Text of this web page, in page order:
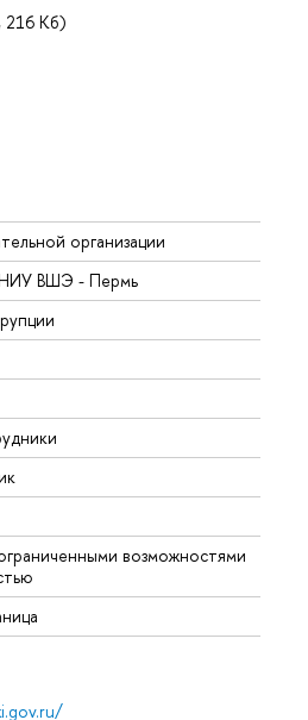
216 Кб)
организации
НИУ ВШЭ - Пермь
возможностями